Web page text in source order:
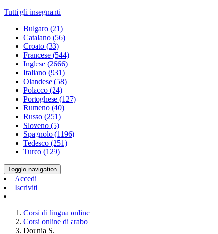
Tutti gli insegnanti
Bulgaro (21)
Catalano (56)
Croato (33)
Francese (544)
Inglese (2666)
Italiano (931)
Olandese (58)
Polacco (24)
Portoghese (127)
Rumeno (40)
Russo (251)
Sloveno (5)
Spagnolo (1196)
Tedesco (251)
Turco (129)
Toggle navigation
Accedi
Iscriviti
Corsi di lingua online
Corsi online di arabo
Dounia S.